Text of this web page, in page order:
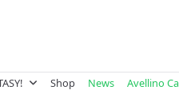
Shop News Avellino